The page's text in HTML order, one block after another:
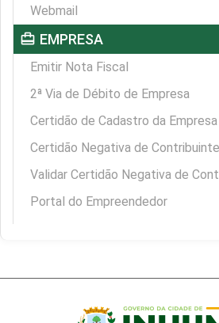
Webmail
card_travel EMPRESA
Emitir Nota Fiscal
2ª Via de Débito de Empresa
Certidão de Cadastro da Empresa
Certidão Negativa de Contribuinte
Validar Certidão Negativa de
Portal do Empreendedor